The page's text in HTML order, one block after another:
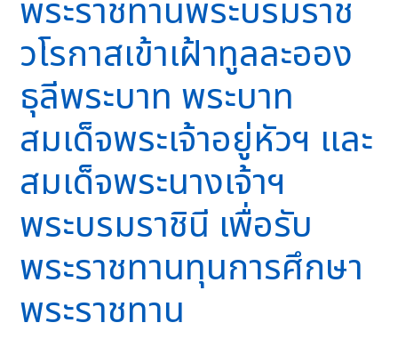
พระราชทานพระบรมราช
วโรกาสเข้าเฝ้าทูลละออง
ธุลีพระบาท พระบาท
สมเด็จพระเจ้าอยู่หัวฯ และ
สมเด็จพระนางเจ้าฯ
พระบรมราชินี เพื่อรับ
พระราชทานทุนการศึกษา
พระราชทาน